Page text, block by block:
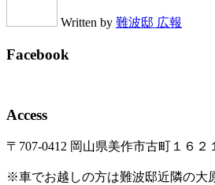
Written by 難波邸 広報
Facebook
Access
〒707-0412 岡山県美作市古町１６２１
※車でお越しの方は難波邸近隣の大